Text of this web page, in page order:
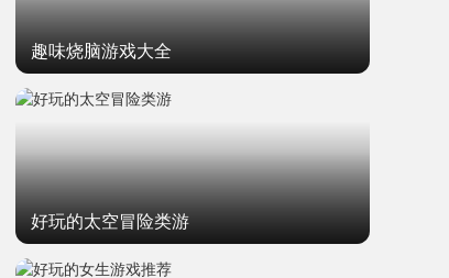
趣味烧脑游戏大全
好玩的太空冒险类游